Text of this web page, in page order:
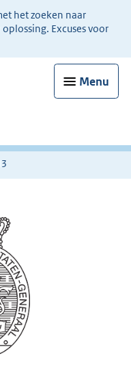
het zoeken naar
Excuses voor
Menu